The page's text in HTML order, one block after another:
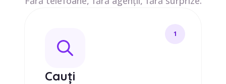
1
Cauți